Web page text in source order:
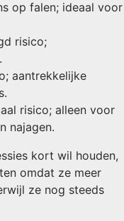
op falen; ideaal voor
risico;
aantrekkelijke
risico; alleen voor
najagen.
kort wil houden,
omdat ze meer
ze nog steeds